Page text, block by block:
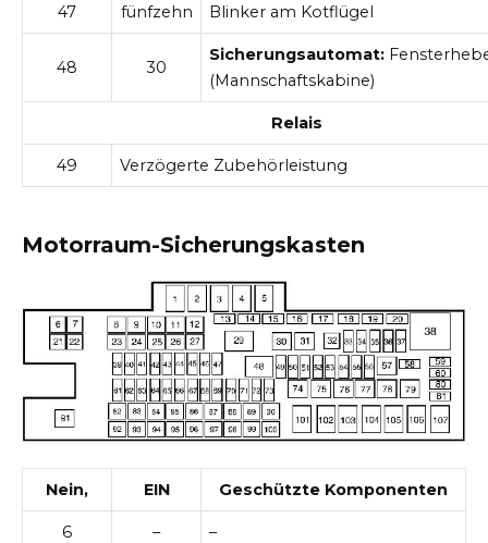
47 fünfzehn Blinker am Kotflügel
48 30
Sicherungsautomat:
(Mannschaftskabine)
Relais
49 Verzögerte Zubehörleistung
Motorraum-Sicherungskasten
Nein, EIN Geschützte Komponenten
6 – –